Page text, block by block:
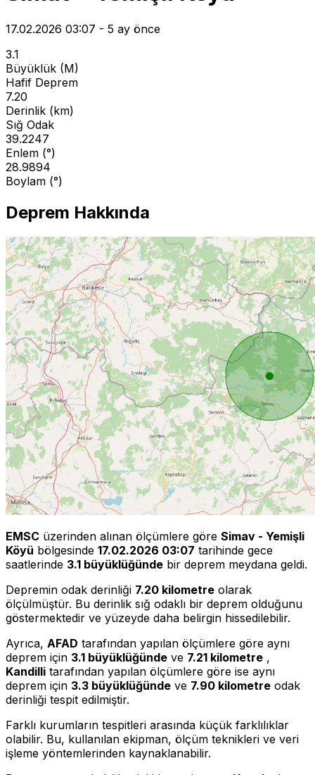
17.02.2026 03:07 - 5 ay önce
3.1
Büyüklük (M)
Hafif Deprem
7.20
Derinlik (km)
Sığ Odak
39.2247
Enlem (°)
28.9894
Boylam (°)
Deprem Hakkında
EMSC üzerinden alınan ölçümlere göre Simav - Yemişli
Köyü bölgesinde 17.02.2026 03:07 tarihinde gece
saatlerinde 3.1 büyüklüğünde bir deprem meydana geldi.
Depremin odak derinliği 7.20 kilometre olarak
ölçülmüştür. Bu derinlik sığ odaklı bir deprem olduğunu
göstermektedir ve yüzeyde daha belirgin hissedilebilir.
Ayrıca, AFAD tarafından yapılan ölçümlere göre aynı
deprem için 3.1 büyüklüğünde ve 7.21 kilometre ,
Kandilli tarafından yapılan ölçümlere göre ise aynı
deprem için 3.3 büyüklüğünde ve 7.90 kilometre odak
derinliği tespit edilmiştir.
Farklı kurumların tespitleri arasında küçük farklılıklar
olabilir. Bu, kullanılan ekipman, ölçüm teknikleri ve veri
işleme yöntemlerinden kaynaklanabilir.